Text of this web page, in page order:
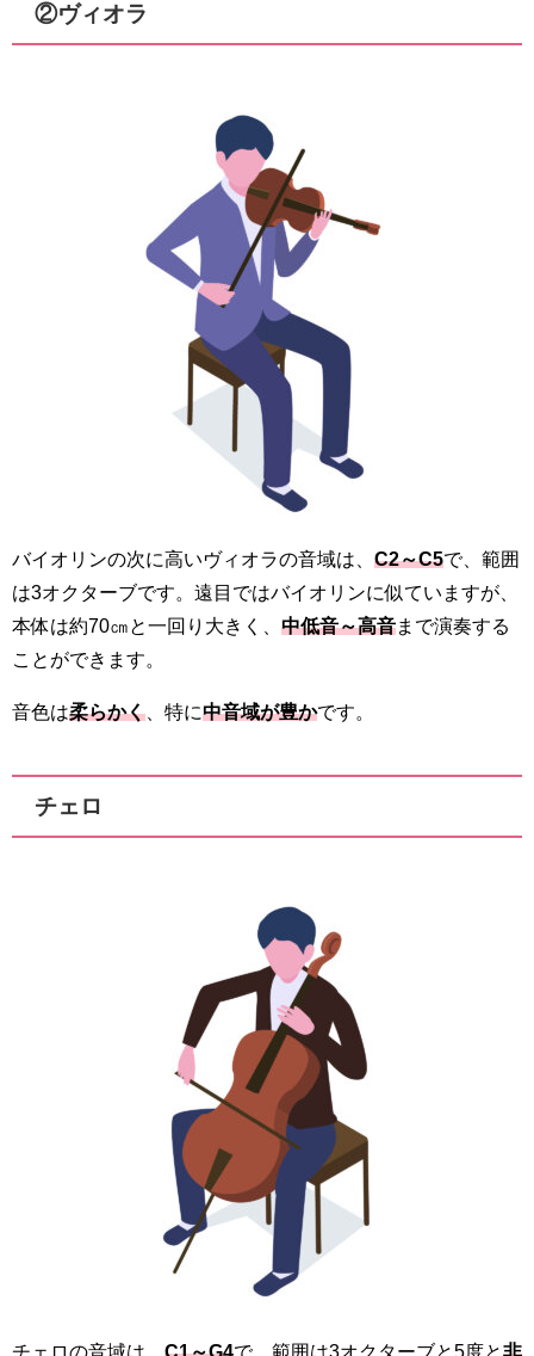
②ヴィオラ
バイオリンの次に高いヴィオラの音域は、 C2～C5で、範囲
は3オクターブです。遠目ではバイオリンに似ていますが、
本体は約70㎝と一回り大きく、 中低音～高音まで演奏する
ことができます。
音色は柔らかく 、特に中音域が豊かです。
チェロ
チェロの音域は、 C1～G4で、範囲は3オクターブと5度と非